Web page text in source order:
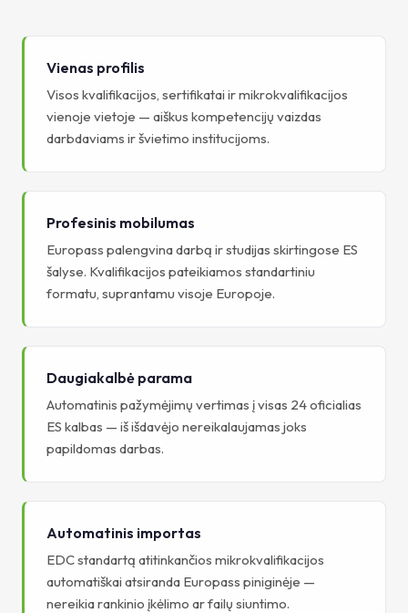
Vienas profilis
Visos kvalifikacijos, sertifikatai ir mikrokvalifikacijos
vienoje vietoje — aiškus kompetencijų vaizdas
darbdaviams ir švietimo institucijoms.
Profesinis mobilumas
Europass palengvina darbą ir studijas skirtingose ES
šalyse. Kvalifikacijos pateikiamos standartiniu
formatu, suprantamu visoje Europoje.
Daugiakalbė parama
Automatinis pažymėjimų vertimas į visas 24 oficialias
ES kalbas — iš išdavėjo nereikalaujamas joks
papildomas darbas.
Automatinis importas
EDC standartą atitinkančios mikrokvalifikacijos
automatiškai atsiranda Europass piniginėje —
nereikia rankinio įkėlimo ar failų siuntimo.